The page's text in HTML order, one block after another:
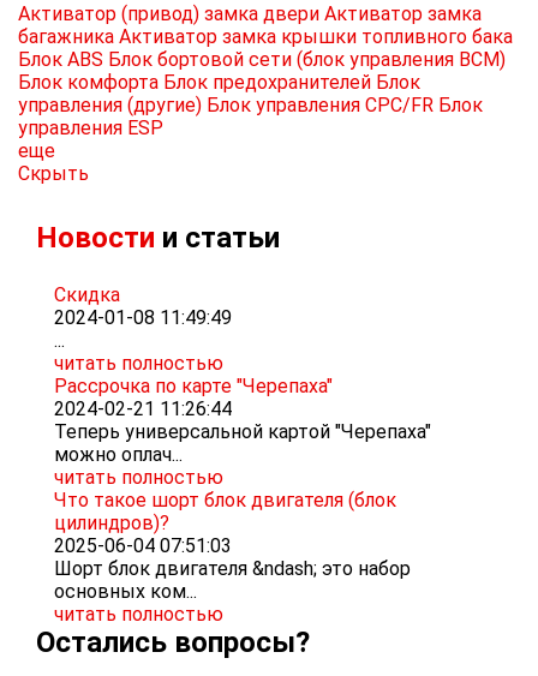
Активатор (привод) замка двери Активатор замка
багажника Активатор замка крышки топливного бака
Блок ABS Блок бортовой сети (блок управления BCM)
Блок комфорта Блок предохранителей Блок
управления (другие) Блок управления CPC/FR Блок
управления ESP
еще
Скрыть
Новости и статьи
Скидка
2024-01-08 11:49:49
...
читать полностью
Рассрочка по карте "Черепаха"
2024-02-21 11:26:44
Теперь универсальной картой "Черепаха"
можно оплач...
читать полностью
Что такое шорт блок двигателя (блок
цилиндров)?
2025-06-04 07:51:03
Шорт блок двигателя &ndash; это набор
основных ком...
читать полностью
Остались вопросы?